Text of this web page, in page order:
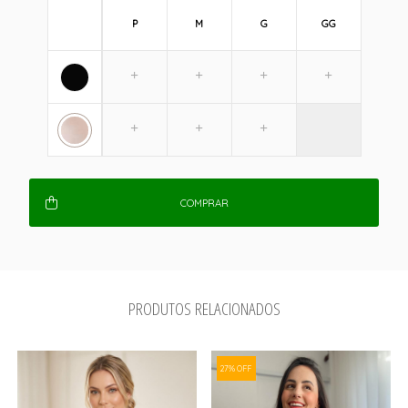
P M G GG
COMPRAR
PRODUTOS RELACIONADOS
27% OFF